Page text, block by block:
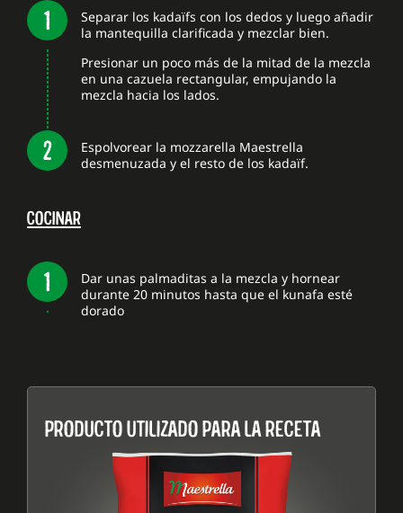
Separar los kadaïfs con los dedos y luego añadir
la mantequilla clarificada y mezclar bien.
Presionar un poco más de la mitad de la mezcla
en una cazuela rectangular, empujando la
mezcla hacia los lados.
Espolvorear la mozzarella Maestrella
desmenuzada y el resto de los kadaïf.
COCINAR
Dar unas palmaditas a la mezcla y hornear
durante 20 minutos hasta que el kunafa esté
dorado
PRODUCTO UTILIZADO PARA LA RECETA